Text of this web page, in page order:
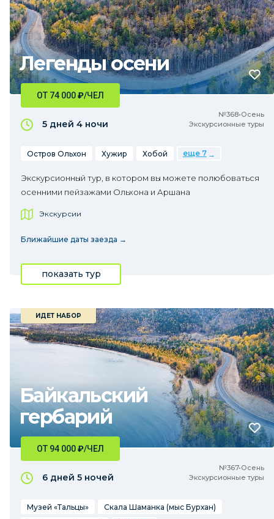
Легенды осени
№368•Осень
Экскурсионные туры
ОТ 74 000₽/ЧЕЛ
5 дней 4 ночи
Остров Ольхон Хужир Хобой еще 7
Экскурсионный тур, в котором вы можете полюбоваться
осенними пейзажами Ольхона и Аршана
Экскурсии
Ближайшие даты заезда →
показать тур
Байкальский
гербарий
ИДЕТ НАБОР
№367•Осень
Экскурсионные туры
ОТ 94 000₽/ЧЕЛ
6 дней 5 ночей
Музей «Тальцы»
Скала Шаманка (мыс Бурхан)